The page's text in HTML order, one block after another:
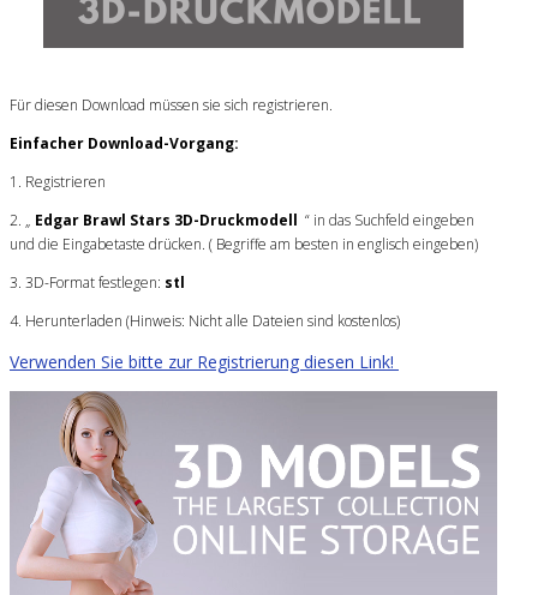
Für diesen Download müssen sie sich registrieren.
Einfacher Download-Vorgang:
1. Registrieren
2. „ Edgar Brawl Stars 3D-Druckmodell “ in das Suchfeld eingeben
und die Eingabetaste drücken. ( Begriffe am besten in englisch eingeben)
3. 3D-Format festlegen: stl
4. Herunterladen (Hinweis: Nicht alle Dateien sind kostenlos)
Verwenden Sie bitte zur Registrierung diesen Link!